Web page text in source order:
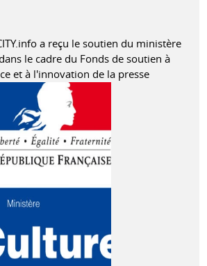
a reçu le soutien du ministère
le cadre du Fonds de soutien à
et à l'innovation de la presse